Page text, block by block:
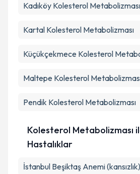
Kadıköy Kolesterol Metabolizması
Kartal Kolesterol Metabolizması
Küçükçekmece Kolesterol
Maltepe Kolesterol
Pendik Kolesterol Metabolizması
Kolesterol Metabolizması
Hastalıklar
İstanbul Beşiktaş Anemi (kansızlık)